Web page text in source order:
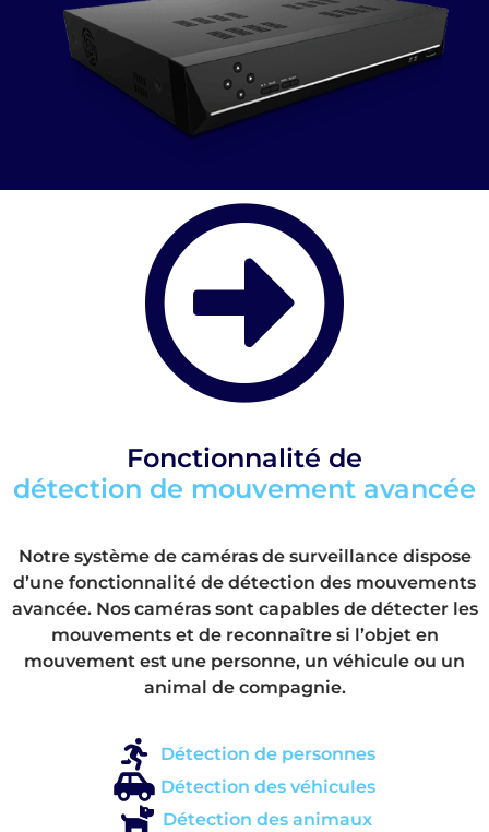
Fonctionnalité de
détection de mouvement avancée
Notre système de caméras de surveillance dispose
d’une fonctionnalité de détection des mouvements
avancée. Nos caméras sont capables de détecter les
mouvements et de reconnaître si l’objet en
mouvement est une personne, un véhicule ou un
animal de compagnie.
Détection de personnes
Détection des véhicules
Détection des animaux